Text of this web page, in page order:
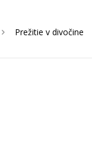
Prežitie v divočine